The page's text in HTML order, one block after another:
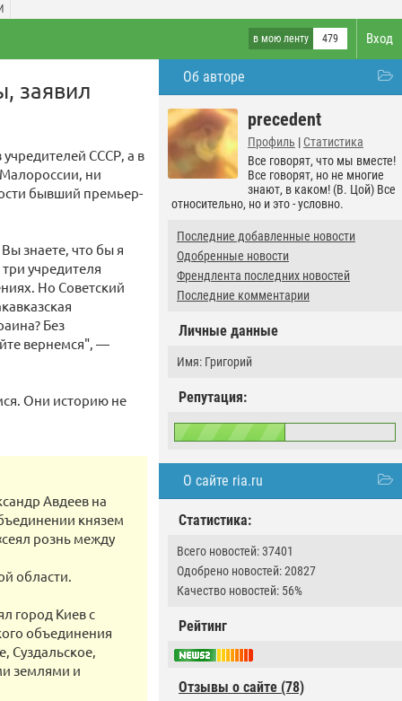
Вход
в мою ленту 479
Об авторе
precedent
Профиль | Статистика
Все говорят, что мы вместе!
Все говорят, но не многие
знают, в каком! (В. Цой) Все
относительно, но и это - условно.
Последние добавленные новости
Одобренные новости
Френдлента последних новостей
Последние комментарии
Личные данные
Имя: Григорий
Репутация:
О сайте ria.ru
Статистика:
Всего новостей: 37401
Одобрено новостей: 20827
Качество новостей: 56%
Рейтинг
Отзывы о сайте (78)
заявил
СССР, а в
ни
бывший премьер-
знаете, что бы я
учредителя
Но Советский
Без
вернемся", —
Они историю не
Авдеев на
князем
рознь между
области.
город Киев с
объединения
Суздальское,
землями и